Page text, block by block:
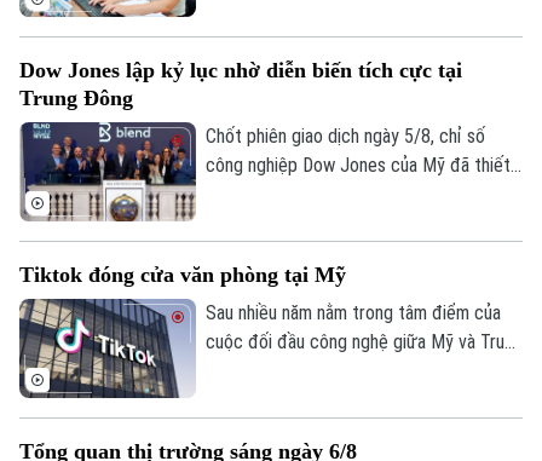
Thời sự
Hà Nội
Hà Nội
Nhịp sống Hà Nội
Thế giới
trong quá trình thực hiện nghĩa vụ thuế.
Dow Jones lập kỷ lục nhờ diễn biến tích cực tại
Trung Đông
Chốt phiên giao dịch ngày 5/8, chỉ số
công nghiệp Dow Jones của Mỹ đã thiết
sẽ giải tỏa bớt áp lực lạm phát toàn cầu.
Tiktok đóng cửa văn phòng tại Mỹ
Sau nhiều năm nằm trong tâm điểm của
cuộc đối đầu công nghệ giữa Mỹ và Trung
Tổng quan thị trường sáng ngày 6/8